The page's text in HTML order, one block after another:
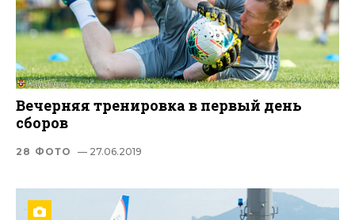
Вечерняя тренировка в первый день
сборов
28 ФОТО — 27.06.2019